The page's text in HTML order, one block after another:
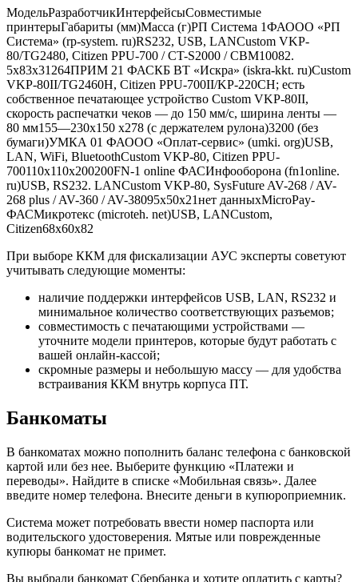
МодельРазработчикИнтерфейсыСовместимые
принтерыГабариты (мм)Масса (г)РП Система 1ФАООО «РП
Система» (rp-system. ru)RS232, USB, LANCustom VKP-
80/TG2480, Citizen PPU-700 / CT-S2000 / CBM10082.
5x83x31264ПРИМ 21 ФАСКБ ВТ «Искра» (iskra-kkt. ru)Custom
VKP-80II/TG2460H, Citizen PPU-700II/KP-220CH; есть
собственное печатающее устройство Custom VKP-80II,
скорость распечатки чеков — до 150 мм/с, ширина ленты —
80 мм155—230х150 х278 (с держателем рулона)3200 (без
бумаги)УМКА 01 ФАООО «Оплат-сервис» (umki. org)USB,
LAN, WiFi, BluetoothCustom VKP-80, Citizen PPU-
700110х110х200200FN-1 online ФАСИнфооборона (fn1online.
ru)USB, RS232. LANCustom VKP-80, SysFuture AV-268 / AV-
268 plus / AV-360 / AV-38095x50x21нет данныхMicroPay-
ФАСМикротекс (microteh. net)USB, LANCustom,
Citizen68х60х82
При выборе ККМ для фискализации АУС эксперты советуют
учитывать следующие моменты:
наличие поддержки интерфейсов USB, LAN, RS232 и
минимальное количество соответствующих разъемов;
совместимость с печатающими устройствами —
уточните модели принтеров, которые будут работать с
вашей онлайн-кассой;
скромные размеры и небольшую массу — для удобства
встраивания ККМ внутрь корпуса ПТ.
Банкоматы
В банкоматах можно пополнить баланс телефона с банковской
картой или без нее. Выберите функцию «Платежи и
переводы». Найдите в списке «Мобильная связь». Далее
введите номер телефона. Внесите деньги в купюроприемник.
Система может потребовать ввести номер паспорта или
водительского удостоверения. Мятые или поврежденные
купюры банкомат не примет.
Вы выбрали банкомат Сбербанка и хотите оплатить с карты?